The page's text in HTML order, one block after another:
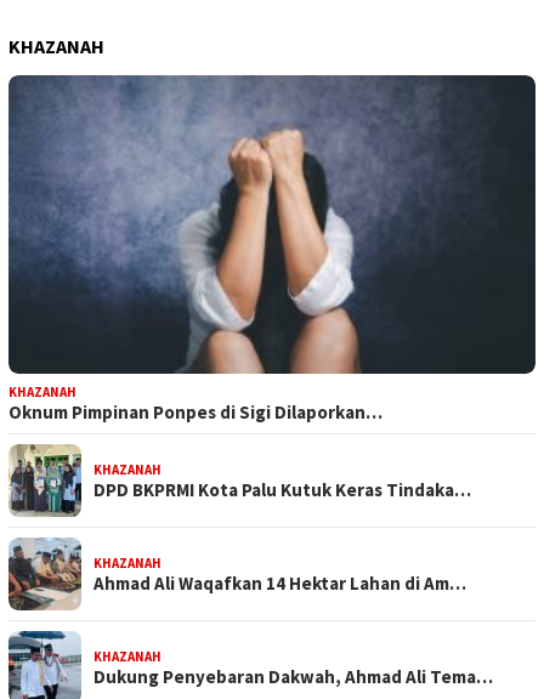
KHAZANAH
KHAZANAH
Oknum Pimpinan Ponpes di Sigi Dilaporkan…
KHAZANAH
DPD BKPRMI Kota Palu Kutuk Keras Tindaka…
KHAZANAH
Ahmad Ali Waqafkan 14 Hektar Lahan di Am…
KHAZANAH
Dukung Penyebaran Dakwah, Ahmad Ali Tema…